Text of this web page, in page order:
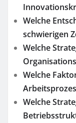
Welche
schwierigen
Welche
Welche
Welche